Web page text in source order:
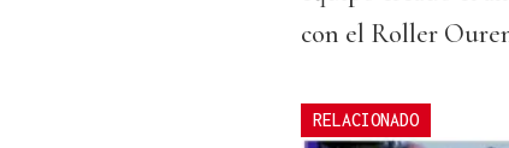
con el Roller
RELACIONADO